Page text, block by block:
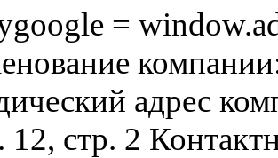
=
адрес
12, стр. 2